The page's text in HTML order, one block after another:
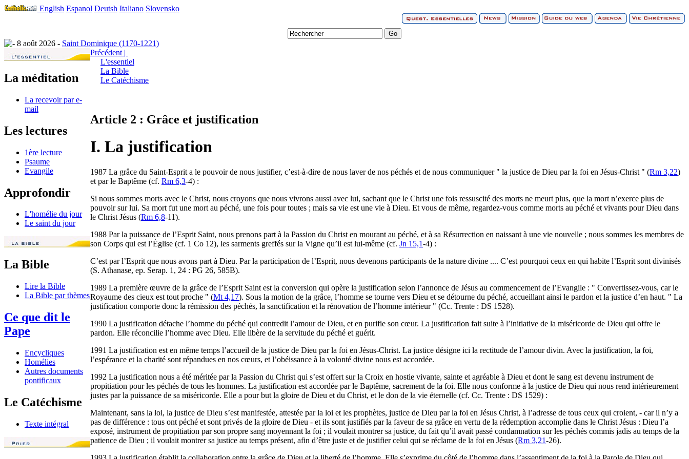
English Espanol Deutsh Italiano Slovensko
8 août 2026 - Saint Dominique (1170-1221)
La méditation
La recevoir par e-
mail
Les lectures
1ère lecture
Psaume
Evangile
Approfondir
L'homélie du jour
Le saint du jour
La Bible
Lire la Bible
La Bible par thèmes
Ce que dit le
Pape
Encycliques
Homélies
Autres documents
pontificaux
Le Catéchisme
Texte intégral
Précédent |
L'essentiel
La Bible
Le Catéchisme
Article 2 : Grâce et justification
I. La justification
1987 La grâce du Saint-Esprit a le pouvoir de nous justifier, c’est-à-dire de nous laver de nos péchés et de nous communiquer " la justice de Dieu par la foi en Jésus-Christ " (Rm 3,22)
et par le Baptême (cf. Rm 6,3-4) :
Si nous sommes morts avec le Christ, nous croyons que nous vivrons aussi avec lui, sachant que le Christ une fois ressuscité des morts ne meurt plus, que la mort n’exerce plus de
pouvoir sur lui. Sa mort fut une mort au péché, une fois pour toutes ; mais sa vie est une vie à Dieu. Et vous de même, regardez-vous comme morts au péché et vivants pour Dieu dans
le Christ Jésus (Rm 6,8-11).
1988 Par la puissance de l’Esprit Saint, nous prenons part à la Passion du Christ en mourant au péché, et à sa Résurrection en naissant à une vie nouvelle ; nous sommes les membres de
son Corps qui est l’Église (cf. 1 Co 12), les sarments greffés sur la Vigne qu’il est lui-même (cf. Jn 15,1-4) :
C’est par l’Esprit que nous avons part à Dieu. Par la participation de l’Esprit, nous devenons participants de la nature divine .... C’est pourquoi ceux en qui habite l’Esprit sont divinisés
(S. Athanase, ep. Serap. 1, 24 : PG 26, 585B).
1989 La première œuvre de la grâce de l’Esprit Saint est la conversion qui opère la justification selon l’annonce de Jésus au commencement de l’Evangile : " Convertissez-vous, car le
Royaume des cieux est tout proche " (Mt 4,17). Sous la motion de la grâce, l’homme se tourne vers Dieu et se détourne du péché, accueillant ainsi le pardon et la justice d’en haut. " La
justification comporte donc la rémission des péchés, la sanctification et la rénovation de l’homme intérieur " (Cc. Trente : DS 1528).
1990 La justification détache l’homme du péché qui contredit l’amour de Dieu, et en purifie son cœur. La justification fait suite à l’initiative de la miséricorde de Dieu qui offre le
pardon. Elle réconcilie l’homme avec Dieu. Elle libère de la servitude du péché et guérit.
1991 La justification est en même temps l’accueil de la justice de Dieu par la foi en Jésus-Christ. La justice désigne ici la rectitude de l’amour divin. Avec la justification, la foi,
l’espérance et la charité sont répandues en nos cœurs, et l’obéissance à la volonté divine nous est accordée.
1992 La justification nous a été méritée par la Passion du Christ qui s’est offert sur la Croix en hostie vivante, sainte et agréable à Dieu et dont le sang est devenu instrument de
propitiation pour les péchés de tous les hommes. La justification est accordée par le Baptême, sacrement de la foi. Elle nous conforme à la justice de Dieu qui nous rend intérieurement
justes par la puissance de sa miséricorde. Elle a pour but la gloire de Dieu et du Christ, et le don de la vie éternelle (cf. Cc. Trente : DS 1529) :
Maintenant, sans la loi, la justice de Dieu s’est manifestée, attestée par la loi et les prophètes, justice de Dieu par la foi en Jésus Christ, à l’adresse de tous ceux qui croient, - car il n’y a
pas de différence : tous ont péché et sont privés de la gloire de Dieu - et ils sont justifiés par la faveur de sa grâce en vertu de la rédemption accomplie dans le Christ Jésus : Dieu l’a
exposé, instrument de propitiation par son propre sang moyennant la foi ; il voulait montrer sa justice, du fait qu’il avait passé condamnation sur les péchés commis jadis au temps de la
patience de Dieu ; il voulait montrer sa justice au temps présent, afin d’être juste et de justifier celui qui se réclame de la foi en Jésus (Rm 3,21-26).